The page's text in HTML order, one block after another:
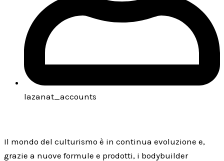
lazanat_accounts
Il mondo del culturismo è in continua evoluzione e,
grazie a nuove formule e prodotti, i bodybuilder